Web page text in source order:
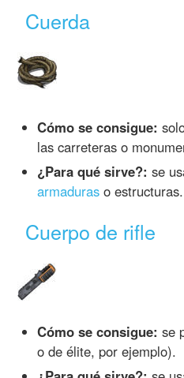
Cuerda
Cómo se consigue:
las carreteras o
¿Para qué sirve?: se
armaduras o estructuras.
Cuerpo de rifle
Cómo se consigue: se
o de élite, por ejemplo).